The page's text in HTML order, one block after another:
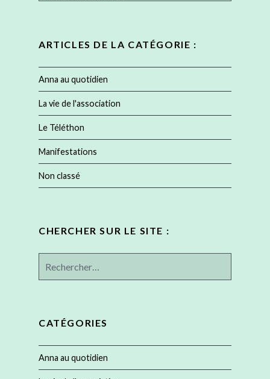
ARTICLES DE LA CATÉGORIE :
Anna au quotidien
La vie de l'association
Le Téléthon
Manifestations
Non classé
CHERCHER SUR LE SITE :
CATÉGORIES
Anna au quotidien